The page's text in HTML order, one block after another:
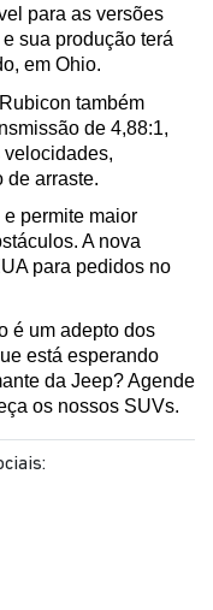
para as versões
sua produção terá
em Ohio.
também
de 4,88:1,
de arraste.
permite maior
A nova
para pedidos no
é um adepto dos
está esperando
os nossos SUVs.